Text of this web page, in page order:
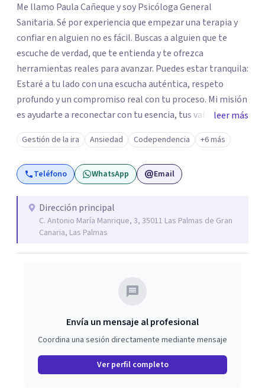
Me llamo Paula Cañeque y soy Psicóloga General
Sanitaria. Sé por experiencia que empezar una terapia y
confiar en alguien no es fácil. Buscas a alguien que te
escuche de verdad, que te entienda y te ofrezca
herramientas reales para avanzar. Puedes estar tranquila:
Estaré a tu lado con una escucha auténtica, respeto
profundo y un compromiso real con tu proceso. Mi misión
es ayudarte a reconectar con tu esencia, tus valores y tu
estilo de vida, dotándote de recursos para fortalecer tu
autoestima y tu bienestar emocional. Me he
especializado en distintas áreas clínicas y he colaborado
como ponente, docente y en medios de comunicación.
pareja o de adolescentes, y también participar en cursos
de crecimiento personal sobre autoestima, gestión
emocional y más. Visítanos en la web y podrás descubrir
todos nuestros servicios.
leer más
Gestión de la ira Ansiedad Codependencia +6 más
Teléfono WhatsApp Email
Dirección principal
C. Antonio María Manrique, 3, 35011 Las Palmas de Gran
Canaria, Las Palmas
Envía un mensaje al profesional
Coordina una sesión directamente mediante mensaje
Ver perfil completo